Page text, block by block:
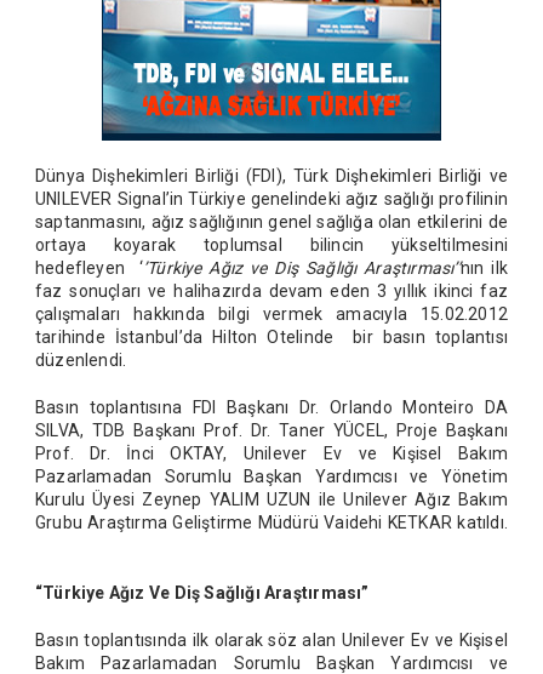
Dünya Dişhekimleri Birliği (FDI), Türk Dişhekimleri Birliği ve
UNILEVER Signal’in Türkiye genelindeki ağız sağlığı profilinin
saptanmasını, ağız sağlığının genel sağlığa olan etkilerini de
ortaya koyarak toplumsal bilincin yükseltilmesini
hedefleyen ‘’Türkiye Ağız ve Diş Sağlığı Araştırması’’nın ilk
faz sonuçları ve halihazırda devam eden 3 yıllık ikinci faz
çalışmaları hakkında bilgi vermek amacıyla 15.02.2012
tarihinde İstanbul’da Hilton Otelinde bir basın toplantısı
düzenlendi.
Basın toplantısına FDI Başkanı Dr. Orlando Monteiro DA
SILVA, TDB Başkanı Prof. Dr. Taner YÜCEL, Proje Başkanı
Prof. Dr. İnci OKTAY, Unilever Ev ve Kişisel Bakım
Pazarlamadan Sorumlu Başkan Yardımcısı ve Yönetim
Kurulu Üyesi Zeynep YALIM UZUN ile Unilever Ağız Bakım
Grubu Araştırma Geliştirme Müdürü Vaidehi KETKAR katıldı.
“Türkiye Ağız Ve Diş Sağlığı Araştırması”
Basın toplantısında ilk olarak söz alan Unilever Ev ve Kişisel
Bakım Pazarlamadan Sorumlu Başkan Yardımcısı ve